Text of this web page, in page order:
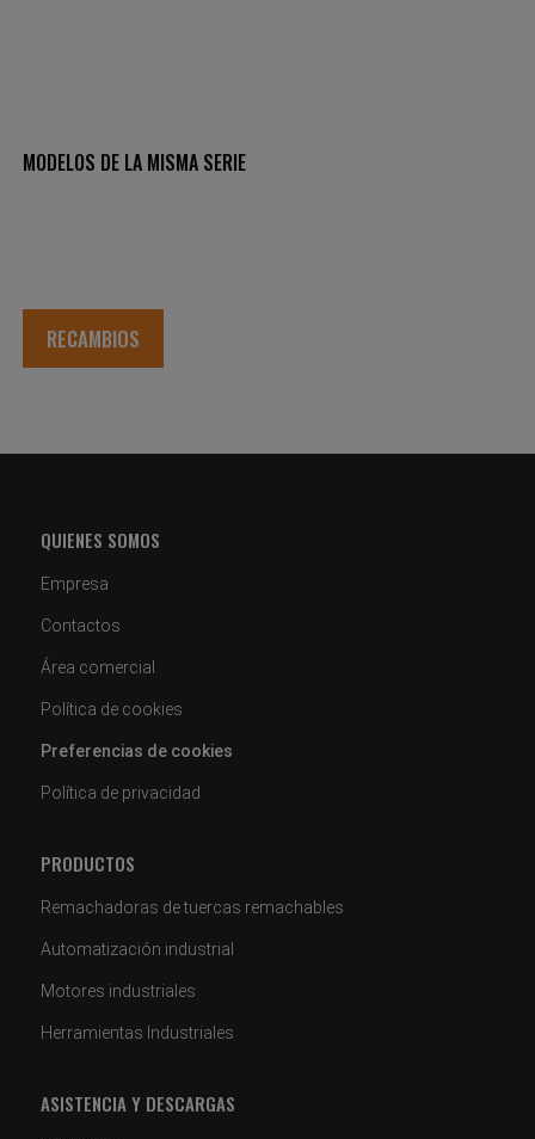
MODELOS DE LA MISMA SERIE
RECAMBIOS
QUIENES SOMOS
Empresa
Contactos
Área comercial
Política de cookies
Preferencias de cookies
Política de privacidad
PRODUCTOS
Remachadoras de tuercas remachables
Automatización industrial
Motores industriales
Herramientas Industriales
ASISTENCIA Y DESCARGAS